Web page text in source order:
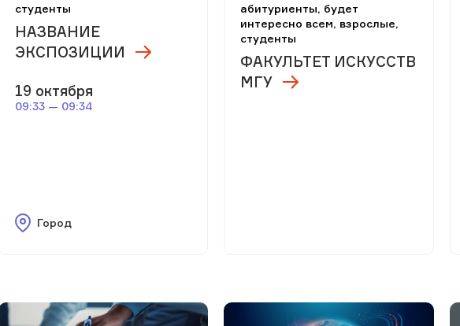
студенты
НАЗВАНИЕ
ЭКСПОЗИЦИИ
19 октября
09:33 — 09:34
Город
абитуриенты, будет
интересно всем, взрослые,
студенты
ФАКУЛЬТЕТ ИСКУССТВ
МГУ